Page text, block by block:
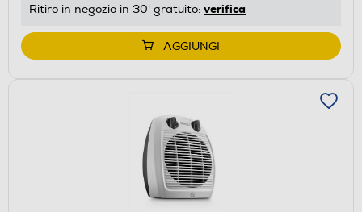
Ritiro in negozio in 30' gratuito: verifica
AGGIUNGI